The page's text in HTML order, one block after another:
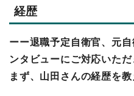
経歴
ーー退職予定自衛官、元
ンタビューにご対応いた
まず、山田さんの経歴を教